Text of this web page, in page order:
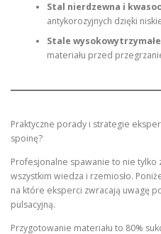
Stal nierdzewna i
antykorozyjnych dzięki
Stale
materiału przed
Praktyczne porady i strategie
spoinę?
Profesjonalne spawanie to nie
wszystkim wiedza i rzemiosło.
na które eksperci zwracają uwagę
pulsacyjną.
Przygotowanie materiału to 80%